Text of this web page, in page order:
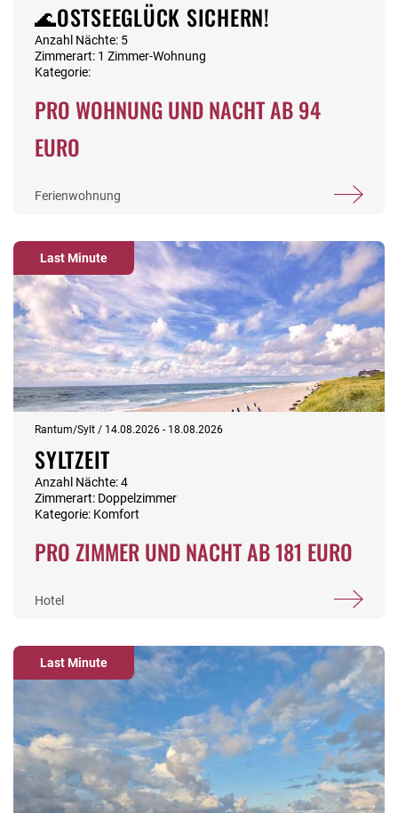
🌊OSTSEEGLÜCK SICHERN!
Anzahl Nächte: 5
Zimmerart: 1 Zimmer-Wohnung
Kategorie:
PRO WOHNUNG UND NACHT AB 94
EURO
Ferienwohnung
Last Minute
Rantum/Sylt / 14.08.2026 - 18.08.2026
SYLTZEIT
Anzahl Nächte: 4
Zimmerart: Doppelzimmer
Kategorie: Komfort
PRO ZIMMER UND NACHT AB 181 EURO
Hotel
Last Minute